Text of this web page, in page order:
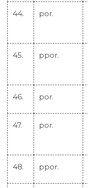
44. por.
45. ppor.
46. por.
47. por.
48. ppor.